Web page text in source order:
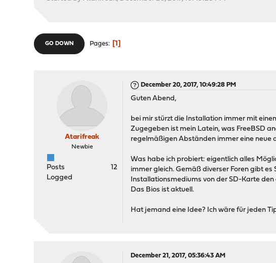
GO DOWN Pages 1
Atarifreak
Newbie
Posts
12
Logged
December 20, 2017, 10:49:28 PM
Guten Abend,
bei mir stürzt die Installation immer mit
Zugegeben ist mein Latein, was FreeBSD
regelmäßigen Abständen immer eine neue
Was habe ich probiert: eigentlich alles
immer gleich. Gemäß diverser Foren gibt
Installationsmediums von der SD-Karte den
Das Bios ist aktuell.
Hat jemand eine Idee? Ich wäre für jeden
December 21, 2017, 05:36:43 AM